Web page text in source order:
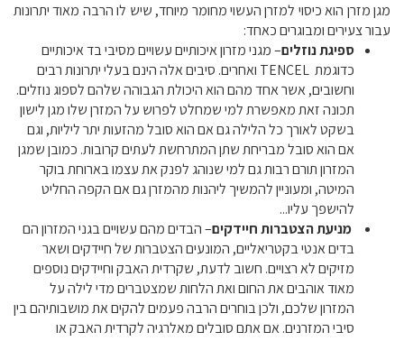
מגן מזרן הוא כיסוי למזרן העשוי מחומר מיוחד, שיש לו הרבה מאוד יתרונות
עבור צעירים ומבוגרים כאחד:
ספיגת נוזלים– מגני מזרון איכותיים עשויים מסיבי בד איכותיים
כדוגמת TENCEL ואחרים. סיבים אלה הינם בעלי יתרונות רבים
וחשובים, אשר אחד מהם הוא היכולת הגבוהה שלהם לספוג נוזלים.
תכונה זאת מאפשרת למי שמחלט לפרוש על המזרן שלו מגן לישון
בשקט לאורך כל הלילה גם אם הוא סובל מהזעות יתר ליליות, וגם
אם הוא סובל מבריחת שתן המתרחשת לעתים קרובות. כמובן שמגן
המזרון תורם רבות גם למי שנוהג לפנק את עצמו בארוחת בוקר
המיטה, ומעוניין להמשיך ליהנות מהמזרן גם אם הקפה החליט
להישפך עליו...
מניעת הצטברות חיידקים– הבדים מהם עשויים בגני המזרון הם
בדים אנטי בקטריאליים, המונעים הצטברות של חיידקים ושאר
מזיקים לא רצויים. חשוב לדעת, שקרדית האבק וחיידקים נוספים
מאוד אוהבים את החום ואת הלחות שמצטברים מדי לילה על
המזרון שלכם, ולכן בוחרים הרבה פעמים להקים את מושבותיהם בין
סיבי המזרנים. אם אתם סובלים מאלרגיה לקרדית האבק או